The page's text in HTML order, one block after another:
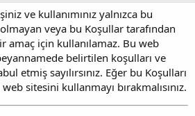
ve kullanımınız yalnızca bu
veya bu Koşullar tarafından
amaç için kullanılamaz. Bu web
belirtilen koşulları ve
etmiş sayılırsınız. Eğer bu Koşulları
sitesini kullanmayı bırakmalısınız.